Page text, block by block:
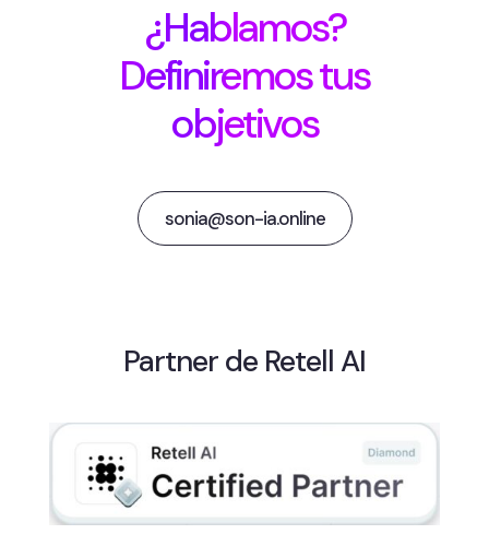
¿Hablamos?
Definiremos tus
objetivos
sonia@son-ia.online
Partner de Retell AI